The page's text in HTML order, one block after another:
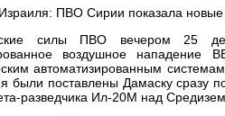
силы ПВО вечером 25
воздушное нападение
автоматизированным
были поставлены Дамаску сразу
разведчика Ил-20М над